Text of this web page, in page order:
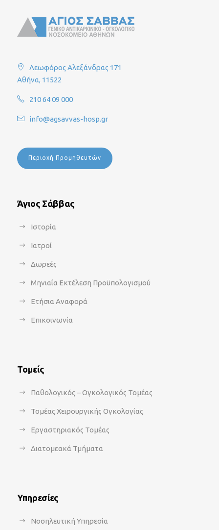
Λεωφόρος Αλεξάνδρας 171
Αθήνα, 11522
210 64 09 000
info@agsavvas-hosp.gr
Περιοχή Προμηθευτών
Άγιος Σάββας
Ιστορία
Ιατροί
Δωρεές
Μηνιαία Εκτέλεση Προϋπολογισμού
Ετήσια Αναφορά
Επικοινωνία
Τομείς
Παθολογικός – Ογκολογικός Τομέας
Τομέας Χειρουργικής Ογκολογίας
Εργαστηριακός Τομέας
Διατομεακά Τμήματα
Υπηρεσίες
Νοσηλευτική Υπηρεσία